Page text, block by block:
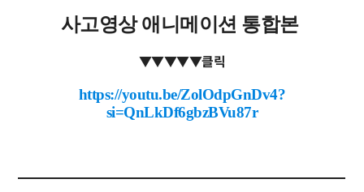
사고영상 애니메이션 통합본
▼▼▼▼▼클릭
https://youtu.be/ZolOdpGnDv4?
si=QnLkDf6gbzBVu87r